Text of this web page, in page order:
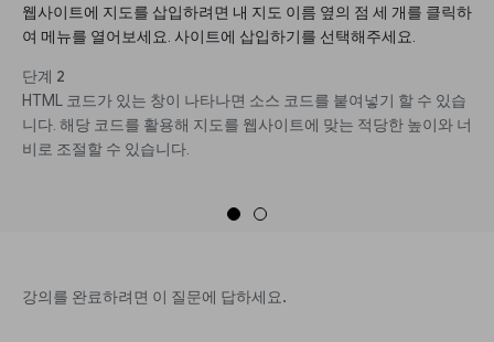
웹사이트에 지도를 삽입하려면 내 지도 이름 옆의 점 세 개를 클릭하
여 메뉴를 열어보세요. 사이트에 삽입하기를 선택해주세요.
단계 2
HTML 코드가 있는 창이 나타나면 소스 코드를 붙여넣기 할 수 있습
니다. 해당 코드를 활용해 지도를 웹사이트에 맞는 적당한 높이와 너
비로 조절할 수 있습니다.
강의를 완료하려면 이 질문에 답하세요.